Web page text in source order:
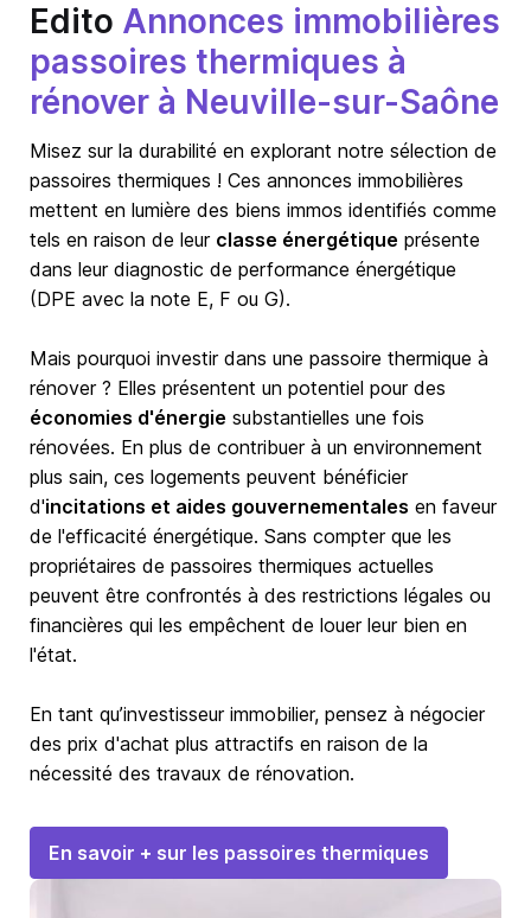
Edito Annonces immobilières
passoires thermiques à
rénover à Neuville-sur-Saône
Misez sur la durabilité en explorant notre sélection de
passoires thermiques ! Ces annonces immobilières
mettent en lumière des biens immos identifiés comme
tels en raison de leur classe énergétique présente
dans leur diagnostic de performance énergétique
(DPE avec la note E, F ou G).
Mais pourquoi investir dans une passoire thermique à
rénover ? Elles présentent un potentiel pour des
économies d'énergie substantielles une fois
rénovées. En plus de contribuer à un environnement
plus sain, ces logements peuvent bénéficier
d'incitations et aides gouvernementales en faveur
de l'efficacité énergétique. Sans compter que les
propriétaires de passoires thermiques actuelles
peuvent être confrontés à des restrictions légales ou
financières qui les empêchent de louer leur bien en
l'état.
En tant qu’investisseur immobilier, pensez à négocier
des prix d'achat plus attractifs en raison de la
nécessité des travaux de rénovation.
En savoir + sur les passoires thermiques